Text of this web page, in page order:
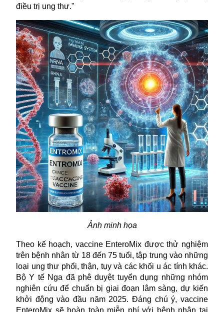
điều trị ung thư."
Ảnh minh họa
Theo kế hoạch, vaccine EnteroMix được thử nghiệm
trên bệnh nhân từ 18 đến 75 tuổi, tập trung vào những
loại ung thư phổi, thận, tụy và các khối u ác tính khác.
Bộ Y tế Nga đã phê duyệt tuyển dụng những nhóm
nghiên cứu để chuẩn bị giai đoạn lâm sàng, dự kiến
khởi động vào đầu năm 2025. Đáng chú ý, vaccine
EnteroMix sẽ hoàn toàn miễn phí với bệnh nhân tại